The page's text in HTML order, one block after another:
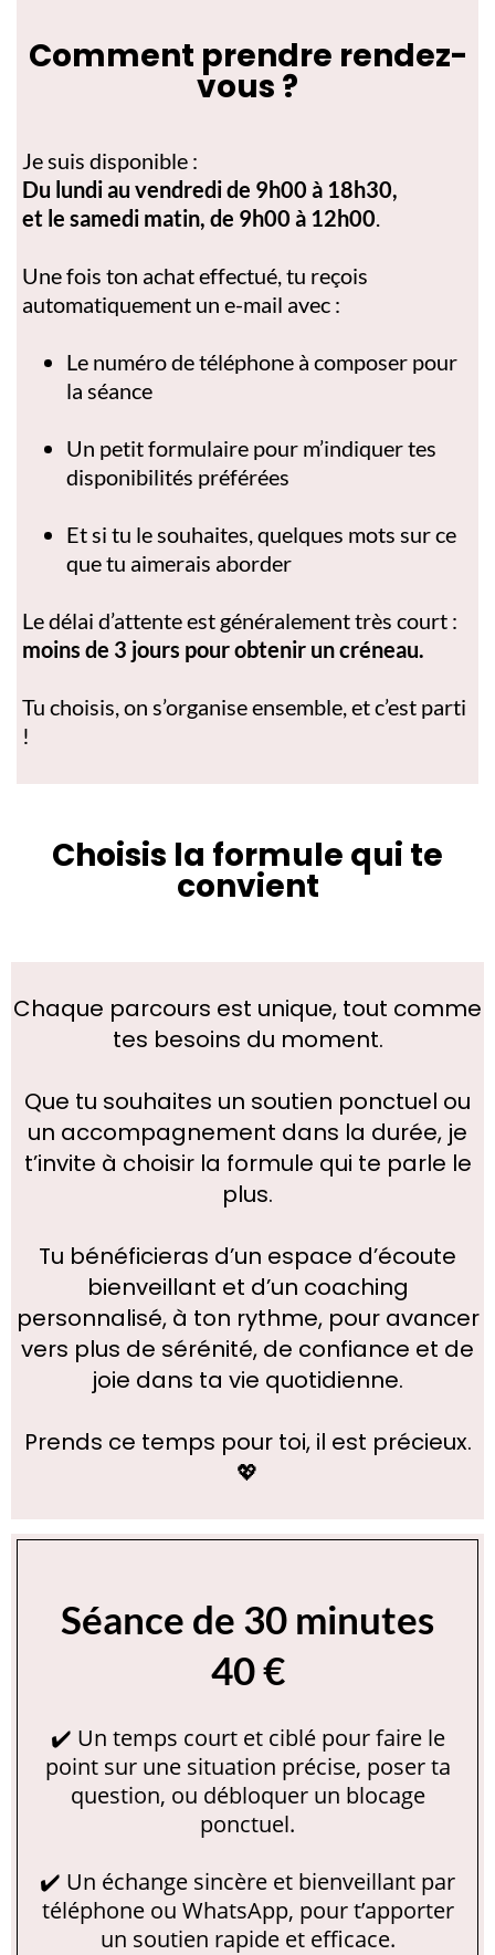
Comment prendre rendez-
vous ?
Je suis disponible :
Du lundi au vendredi de 9h00 à 18h30,
et le samedi matin, de 9h00 à 12h00.
Une fois ton achat effectué, tu reçois
automatiquement un e-mail avec :
Le numéro de téléphone à composer pour
la séance
Un petit formulaire pour m’indiquer tes
disponibilités préférées
Et si tu le souhaites, quelques mots sur ce
que tu aimerais aborder
Le délai d’attente est généralement très court :
moins de 3 jours pour obtenir un créneau.
Tu choisis, on s’organise ensemble, et c’est parti
!
Choisis la formule qui te
convient
Chaque parcours est unique, tout comme
tes besoins du moment.
Que tu souhaites un soutien ponctuel ou
un accompagnement dans la durée, je
t’invite à choisir la formule qui te parle le
plus.
Tu bénéficieras d’un espace d’écoute
bienveillant et d’un coaching
personnalisé, à ton rythme, pour avancer
vers plus de sérénité, de confiance et de
joie dans ta vie quotidienne.
Prends ce temps pour toi, il est précieux.
💖
Séance de 30 minutes
40 €
✔️ Un temps court et ciblé pour faire le
point sur une situation précise, poser ta
question, ou débloquer un blocage
ponctuel.
✔️ Un échange sincère et bienveillant par
téléphone ou WhatsApp, pour t’apporter
un soutien rapide et efficace.